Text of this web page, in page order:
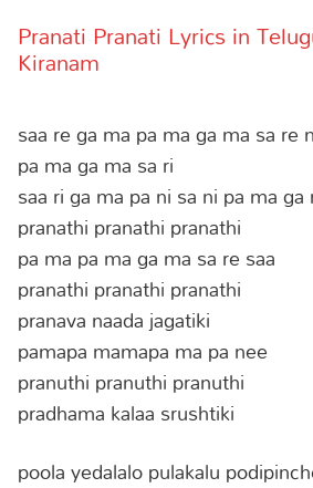
Pranati Pranati Lyrics in
Kiranam
saa re ga ma pa ma ga ma sa re
pa ma ga ma sa ri
saa ri ga ma pa ni sa ni pa ma
pranathi pranathi pranathi
pa ma pa ma ga ma sa re saa
pranathi pranathi pranathi
pranava naada jagatiki
pamapa mamapa ma pa nee
pranuthi pranuthi pranuthi
pradhama kalaa srushtiki
poola yedalalo pulakalu